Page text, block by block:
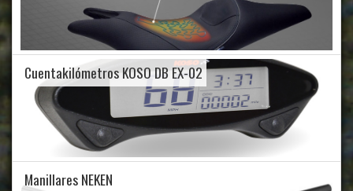
Cuentakilómetros KOSO DB EX-02
Manillares NEKEN